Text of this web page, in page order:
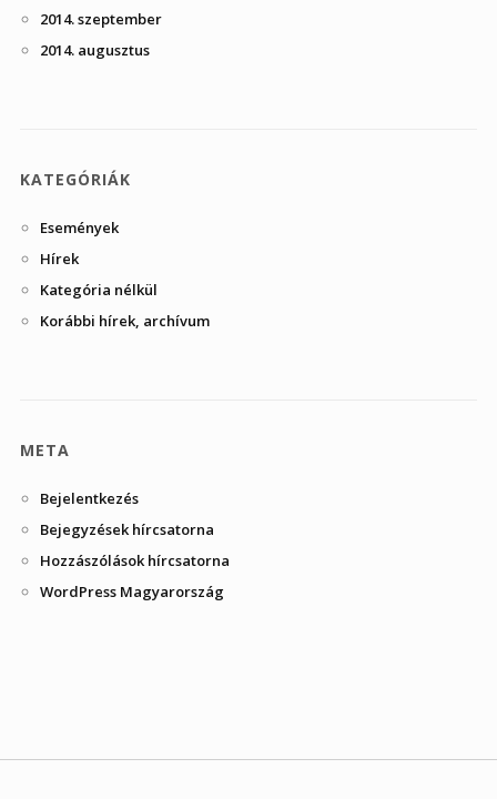
2014. szeptember
2014. augusztus
KATEGÓRIÁK
Események
Hírek
Kategória nélkül
Korábbi hírek, archívum
META
Bejelentkezés
Bejegyzések hírcsatorna
Hozzászólások hírcsatorna
WordPress Magyarország